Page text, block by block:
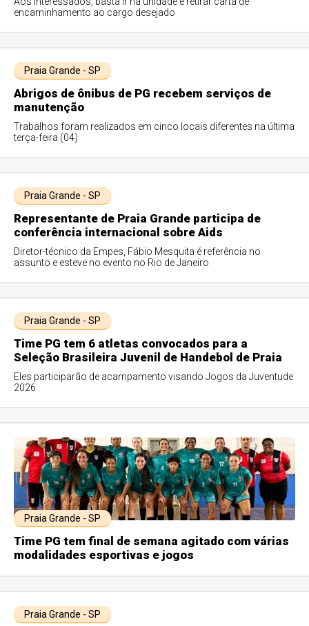
encaminhamento ao cargo desejado
Praia Grande - SP
Abrigos de ônibus de PG recebem serviços de
manutenção
Trabalhos foram realizados em cinco locais diferentes na última
terça-feira (04)
Praia Grande - SP
Representante de Praia Grande participa de
conferência internacional sobre Aids
Diretor-técnico da Empes, Fábio Mesquita é referência no
assunto e esteve no evento no Rio de Janeiro
Praia Grande - SP
Time PG tem 6 atletas convocados para a
Seleção Brasileira Juvenil de Handebol de Praia
Eles participarão de acampamento visando Jogos da Juventude
2026
Praia Grande - SP
Time PG tem final de semana agitado com várias
modalidades esportivas e jogos
Praia Grande - SP